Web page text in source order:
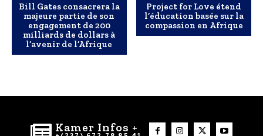
Bill Gates consacrera la
majeure partie de son
engagement de 200
milliards de dollars à
l’avenir de l’Afrique
Project for Love étend
l’éducation basée sur la
compassion en Afrique
Kamer Infos +